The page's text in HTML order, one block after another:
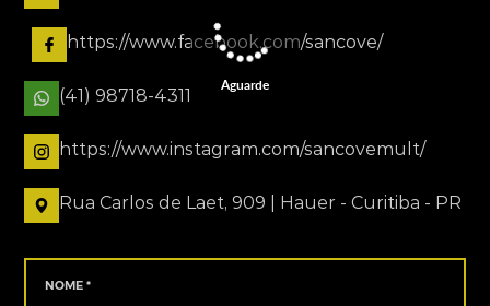
https://www.facebook.com/sancove/
(41) 98718-4311
https://www.instagram.com/sancovemult/
Rua Carlos de Laet, 909 | Hauer - Curitiba - PR
Aguarde